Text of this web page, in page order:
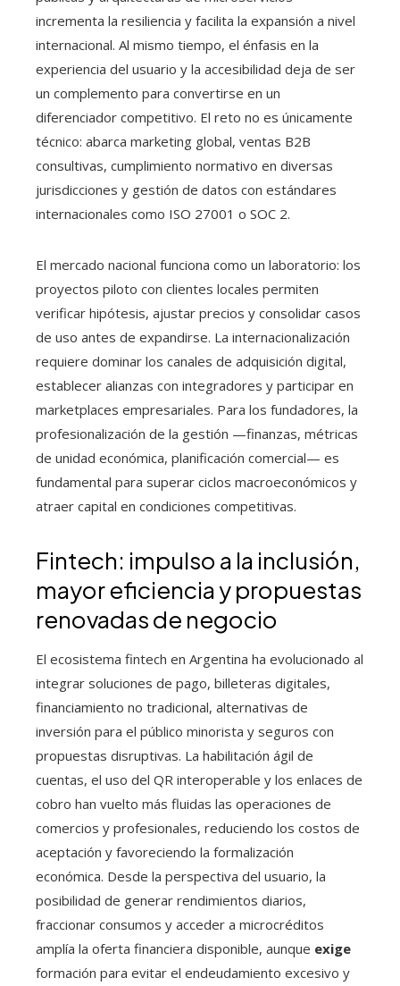
incrementa la resiliencia y facilita la expansión a nivel
internacional. Al mismo tiempo, el énfasis en la
experiencia del usuario y la accesibilidad deja de ser
un complemento para convertirse en un
diferenciador competitivo. El reto no es únicamente
técnico: abarca marketing global, ventas B2B
consultivas, cumplimiento normativo en diversas
jurisdicciones y gestión de datos con estándares
internacionales como ISO 27001 o SOC 2.
El mercado nacional funciona como un laboratorio: los
proyectos piloto con clientes locales permiten
verificar hipótesis, ajustar precios y consolidar casos
de uso antes de expandirse. La internacionalización
requiere dominar los canales de adquisición digital,
establecer alianzas con integradores y participar en
marketplaces empresariales. Para los fundadores, la
profesionalización de la gestión —finanzas, métricas
de unidad económica, planificación comercial— es
fundamental para superar ciclos macroeconómicos y
atraer capital en condiciones competitivas.
Fintech: impulso a la inclusión,
mayor eficiencia y propuestas
renovadas de negocio
El ecosistema fintech en Argentina ha evolucionado al
integrar soluciones de pago, billeteras digitales,
financiamiento no tradicional, alternativas de
inversión para el público minorista y seguros con
propuestas disruptivas. La habilitación ágil de
cuentas, el uso del QR interoperable y los enlaces de
cobro han vuelto más fluidas las operaciones de
comercios y profesionales, reduciendo los costos de
aceptación y favoreciendo la formalización
económica. Desde la perspectiva del usuario, la
posibilidad de generar rendimientos diarios,
fraccionar consumos y acceder a microcréditos
amplía la oferta financiera disponible, aunque exige
formación para evitar el endeudamiento excesivo y